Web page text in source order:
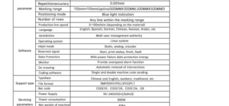
Máquina de vedação contínua